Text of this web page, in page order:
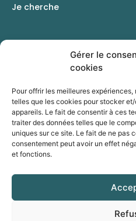
Gérer le
cookies
Pour offrir les meilleures
telles que les cookies pour stocker
appareils. Le fait de consentir à ces
traiter des données telles que le
uniques sur ce site. Le fait de ne pas
consentement peut avoir un effet
et fonctions.
Je cherche
Une initiative de la